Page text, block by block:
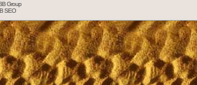
Group
SEO